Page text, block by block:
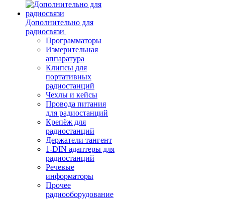
Дополнительно для
радиосвязи
Программаторы
Измерительная
аппаратура
Клипсы для
портативных
радиостанций
Чехлы и кейсы
Провода питания
для радиостанций
Крепёж для
радиостанций
Держатели тангент
1-DIN адаптеры для
радиостанций
Речевые
информаторы
Прочее
радиооборудование